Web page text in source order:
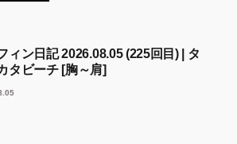
ィン日記 2026.08.05 (225回目) | タ
タビーチ [胸～肩]